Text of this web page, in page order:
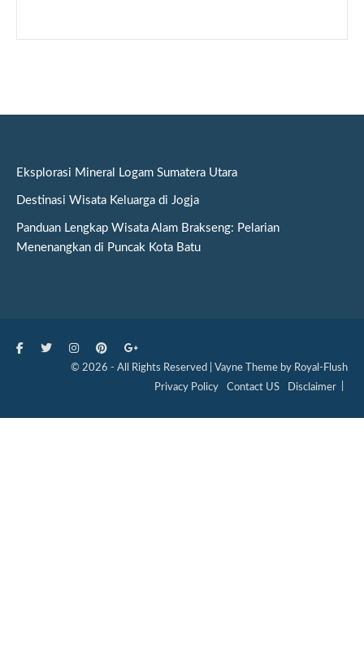
Eksplorasi Mineral Logam Sumatera Utara
Destinasi Wisata Keluarga di Jogja
Panduan Lengkap Wisata Alam Brakseng: Pelarian
Menenangkan di Puncak Kota Batu
© 2026 - All Rights Reserved | Vayne Theme by Royal-Flush
Privacy Policy
Contact US Disclaimer